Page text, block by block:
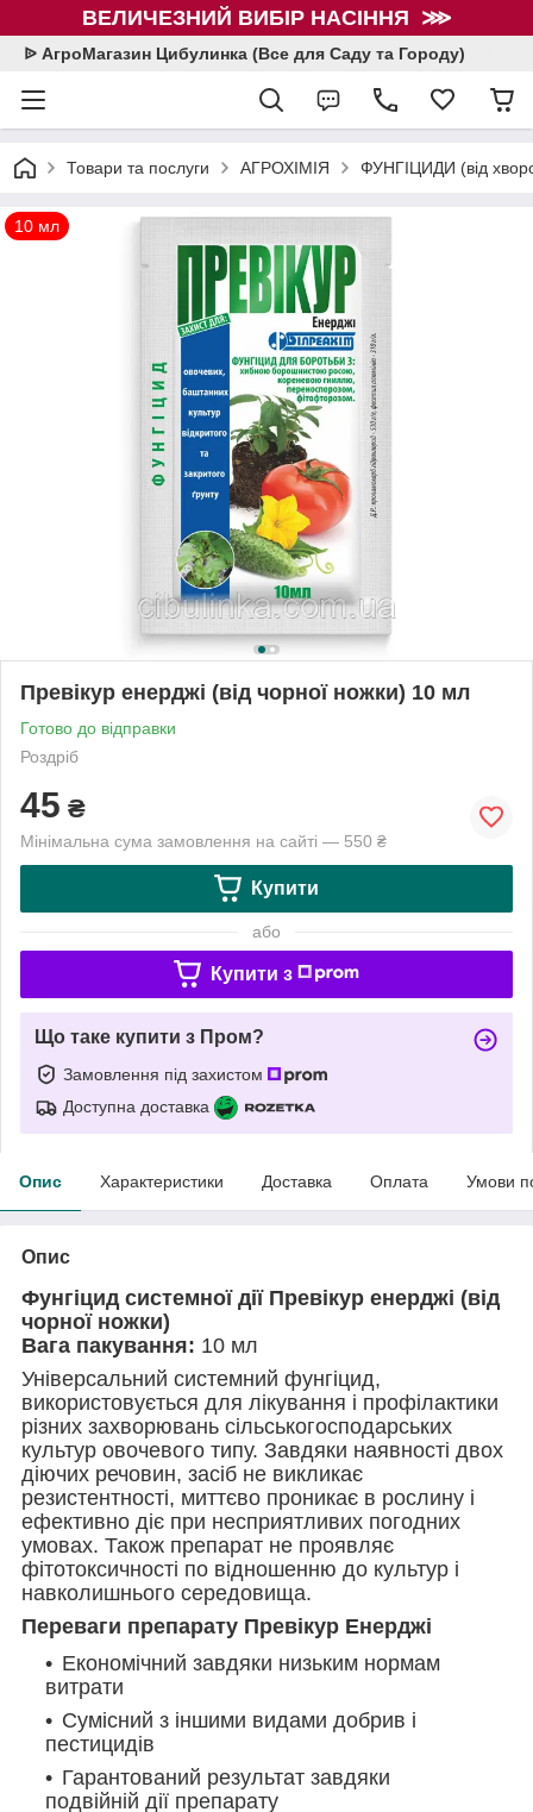
ВЕЛИЧЕЗНИЙ ВИБІР НАСІННЯ ⋙
ᐉ АгроМагазин Цибулинка (Все для Саду та Городу)
Товари та послуги АГРОХІМІЯ ФУНГІЦИДИ (від
10 мл
Превікур енерджі (від чорної ножки) 10 мл
Готово до відправки
Роздріб
45 ₴
Мінімальна сума замовлення на сайті — 550 ₴
Купити
або
Купити з
Що таке купити з Пром?
Замовлення під захистом
Доступна доставка
Опис Характеристики Доставка Оплата Умови
Опис
Фунгіцид системної дії Превікур енерджі (від
чорної ножки)
Вага пакування: 10 мл
Універсальний системний фунгіцид,
використовується для лікування і профілактики
різних захворювань сільськогосподарських
культур овочевого типу. Завдяки наявності двох
діючих речовин, засіб не викликає
резистентності, миттєво проникає в рослину і
ефективно діє при несприятливих погодних
умовах. Також препарат не проявляє
фітотоксичності по відношенню до культур і
навколишнього середовища.
Переваги препарату Превікур Енерджі
Економічний завдяки низьким нормам
витрати
Сумісний з іншими видами добрив і
пестицидів
Гарантований результат завдяки
подвійній дії препарату